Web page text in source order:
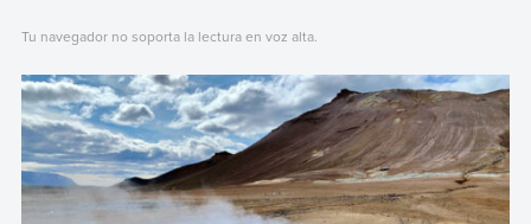
Tu navegador no soporta la lectura en voz alta.